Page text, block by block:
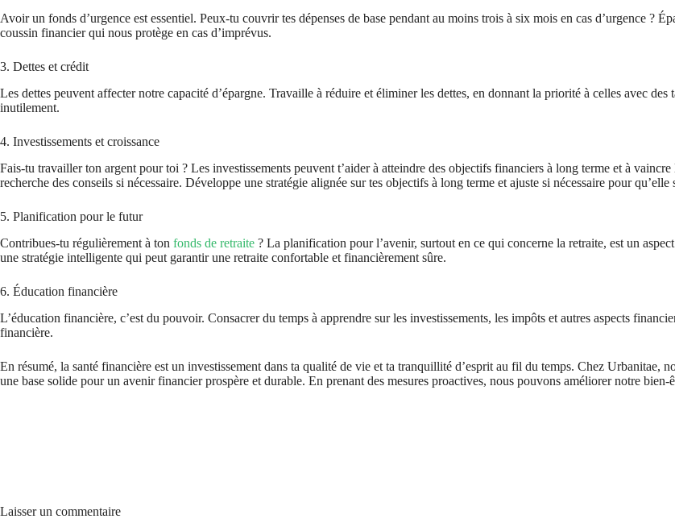
Avoir un fonds d’urgence est essentiel. Peux-tu couvrir tes dépenses de base pendant au moins trois à six mois en cas d’urgence ?
coussin financier qui nous protège en cas d’imprévus.
3. Dettes et crédit
Les dettes peuvent affecter notre capacité d’épargne. Travaille à réduire et éliminer les dettes, en donnant la priorité à celles avec
inutilement.
4. Investissements et croissance
Fais-tu travailler ton argent pour toi ? Les investissements peuvent t’aider à atteindre des objectifs financiers à long terme et à
recherche des conseils si nécessaire. Développe une stratégie alignée sur tes objectifs à long terme et ajuste si nécessaire pour
5. Planification pour le futur
Contribues-tu régulièrement à ton fonds de retraite ? La planification pour l’avenir, surtout en ce qui concerne la retraite, est un
une stratégie intelligente qui peut garantir une retraite confortable et financièrement sûre.
6. Éducation financière
L’éducation financière, c’est du pouvoir. Consacrer du temps à apprendre sur les investissements, les impôts et autres aspects
financière.
En résumé, la santé financière est un investissement dans ta qualité de vie et ta tranquillité d’esprit au fil du temps. Chez Urbanitae,
une base solide pour un avenir financier prospère et durable. En prenant des mesures proactives, nous pouvons améliorer notre
Laisser un commentaire